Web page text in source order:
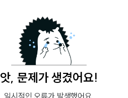
앗, 문제가 생겼어요!